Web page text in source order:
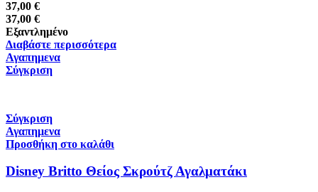
37,00 €
37,00 €
Εξαντλημένο
Διαβάστε περισσότερα
Αγαπημενα
Σύγκριση
Σύγκριση
Αγαπημενα
Προσθήκη στο καλάθι
Disney Britto Θείος Σκρούτζ Αγαλματάκι